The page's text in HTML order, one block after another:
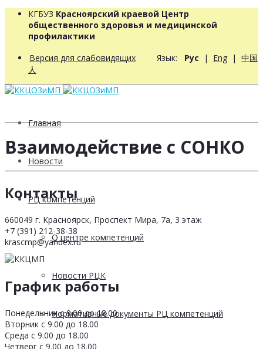
КГБУЗ Красноярский краевой Центр
общественного здоровья и медицинской
профилактики
Версия для слабовидящих Язык: Рус | Eng | 中国
人
Главная
Новости
РЦ компетенций
О центре компетенций
Новости РЦК
Нормативные документы РЦ компетенций
Взаимодействие с СОНКО
Контакты
660049 г. Красноярск, Проспект Мира, 7а, 3 этаж
+7 (391) 212-38-38
krascmp@yandex.ru
График работы
Понедельник с 9.00 до 18.00
Вторник с 9.00 до 18.00
Среда с 9.00 до 18.00
Четверг с 9.00 до 18.00